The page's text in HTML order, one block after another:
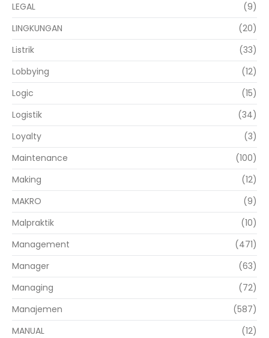
LEGAL
(9)
LINGKUNGAN
(20)
Listrik
(33)
Lobbying
(12)
Logic
(15)
Logistik
(34)
Loyalty
(3)
Maintenance
(100)
Making
(12)
MAKRO
(9)
Malpraktik
(10)
Management
(471)
Manager
(63)
Managing
(72)
Manajemen
(587)
MANUAL
(12)